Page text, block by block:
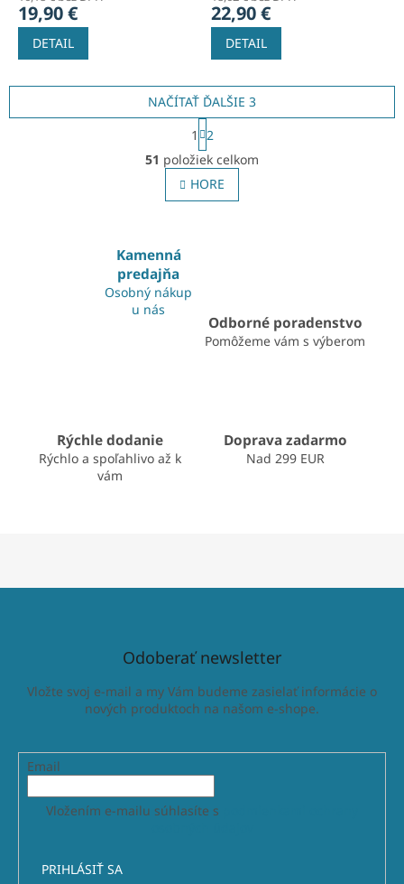
19,90 €
DETAIL
22,90 €
DETAIL
O
v
l
á
v
NAČÍTAŤ ĎALŠIE 3
S
t
r
á
n
k
1
2
51 položiek celkom
HORE
Kamenná
predajňa
Osobný nákup
u nás
Odborné poradenstvo
Pomôžeme vám s výberom
Rýchle dodanie
Rýchlo a spoľahlivo až k
vám
Doprava zadarmo
Nad 299 EUR
Odoberať newsletter
Vložte svoj e-mail a my Vám budeme zasielať informácie o
nových produktoch na našom e-shope.
Email
Vložením e-mailu súhlasíte s
PRIHLÁSIŤ SA